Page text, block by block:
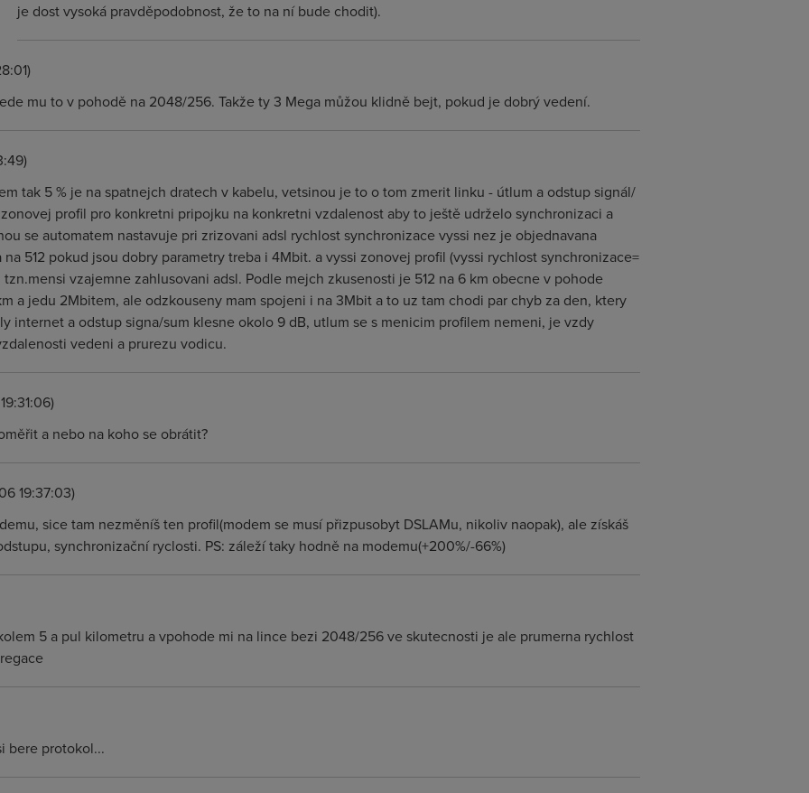
je dost vysoká pravděpodobnost, že to na ní bude chodit).
mu to v pohodě na 2048/256. Takže ty 3 Mega můžou klidně bejt, pokud je dobrý vedení.
tak 5 % je na spatnejch dratech v kabelu, vetsinou je to o tom zmerit linku - útlum a odstup signál/
profil pro konkretni pripojku na konkretni vzdalenost aby to ještě udrželo synchronizaci a
se automatem nastavuje pri zrizovani adsl rychlost synchronizace vyssi nez je objednavana
512 pokud jsou dobry parametry treba i 4Mbit. a vyssi zonovej profil (vyssi rychlost synchronizace=
vzajemne zahlusovani adsl. Podle mejch zkusenosti je 512 na 6 km obecne v pohode
a jedu 2Mbitem, ale odzkouseny mam spojeni i na 3Mbit a to uz tam chodi par chyb za den, ktery
internet a odstup signa/sum klesne okolo 9 dB, utlum se s menicim profilem nemeni, je vzdy
vedeni a prurezu vodicu.
a nebo na koho se obrátit?
19:37:03)
sice tam nezměníš ten profil(modem se musí přizpusobyt DSLAMu, nikoliv naopak), ale získáš
synchronizační ryclosti. PS: záleží taky hodně na modemu(+200%/-66%)
5 a pul kilometru a vpohode mi na lince bezi 2048/256 ve skutecnosti je ale prumerna rychlost
bere protokol...